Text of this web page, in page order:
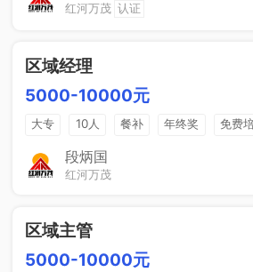
红河万茂 认证
区域经理
5000-10000元
大专 10人 餐补 年终奖
免费
晋升空间
节日福利
段炳国
红河万茂
区域主管
5000-10000元